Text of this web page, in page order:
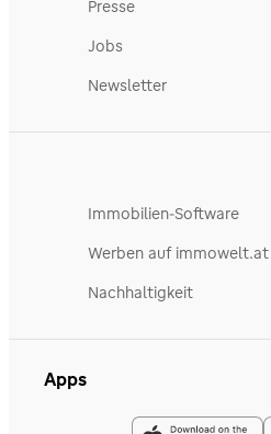
Presse
Jobs
Newsletter
Immobilien-Software
Werben auf immowelt.at
Nachhaltigkeit
Apps